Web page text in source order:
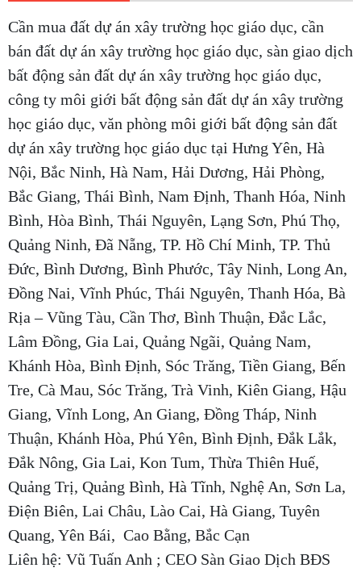
Cần mua đất dự án xây trường học giáo dục, cần
bán đất dự án xây trường học giáo dục, sàn giao dịch
bất động sản đất dự án xây trường học giáo dục,
công ty môi giới bất động sản đất dự án xây trường
học giáo dục, văn phòng môi giới bất động sản đất
dự án xây trường học giáo dục tại Hưng Yên, Hà
Nội, Bắc Ninh, Hà Nam, Hải Dương, Hải Phòng,
Bắc Giang, Thái Bình, Nam Định, Thanh Hóa, Ninh
Bình, Hòa Bình, Thái Nguyên, Lạng Sơn, Phú Thọ,
Quảng Ninh, Đã Nẵng, TP. Hồ Chí Minh, TP. Thủ
Đức, Bình Dương, Bình Phước, Tây Ninh, Long An,
Đồng Nai, Vĩnh Phúc, Thái Nguyên, Thanh Hóa, Bà
Rịa – Vũng Tàu, Cần Thơ, Bình Thuận, Đắc Lắc,
Lâm Đồng, Gia Lai, Quảng Ngãi, Quảng Nam,
Khánh Hòa, Bình Định, Sóc Trăng, Tiền Giang, Bến
Tre, Cà Mau, Sóc Trăng, Trà Vinh, Kiên Giang, Hậu
Giang, Vĩnh Long, An Giang, Đồng Tháp, Ninh
Thuận, Khánh Hòa, Phú Yên, Bình Định, Đắk Lắk,
Đắk Nông, Gia Lai, Kon Tum, Thừa Thiên Huế,
Quảng Trị, Quảng Bình, Hà Tĩnh, Nghệ An, Sơn La,
Điện Biên, Lai Châu, Lào Cai, Hà Giang, Tuyên
Quang, Yên Bái, Cao Bằng, Bắc Cạn
Liên hệ: Vũ Tuấn Anh ; CEO Sàn Giao Dịch BĐS